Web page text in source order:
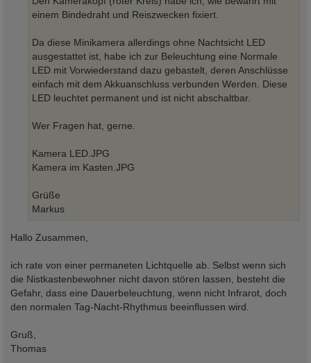
einem Bindedraht und Reiszwecken fixiert.
Da diese Minikamera allerdings ohne Nachtsicht LED
ausgestattet ist, habe ich zur Beleuchtung eine Normale
LED mit Vorwiederstand dazu gebastelt, deren Anschlüsse
einfach mit dem Akkuanschluss verbunden Werden. Diese
LED leuchtet permanent und ist nicht abschaltbar.
Wer Fragen hat, gerne.
Kamera LED.JPG
Kamera im Kasten.JPG
Grüße
Markus
Hallo Zusammen,
ich rate von einer permaneten Lichtquelle ab. Selbst wenn sich
die Nistkastenbewohner nicht davon stören lassen, besteht die
Gefahr, dass eine Dauerbeleuchtung, wenn nicht Infrarot, doch
den normalen Tag-Nacht-Rhythmus beeinflussen wird.
Gruß,
Thomas